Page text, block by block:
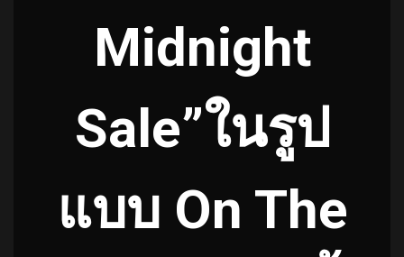
Midnight
Sale”ในรูป
แบบ On The